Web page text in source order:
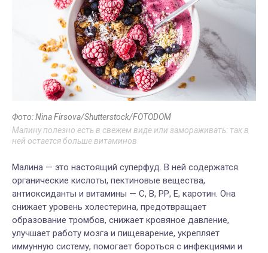
Фото: Nina Firsova/Shutterstock/FOTODOM
Малину полезно есть в свежем виде или замораживать: так в
ней остается больше витаминов
Малина — это настоящий суперфуд. В ней содержатся
органические кислоты, пектиновые вещества,
антиоксиданты и витамины — С, В, РР, Е, каротин. Она
снижает уровень холестерина, предотвращает
образование тромбов, снижает кровяное давление,
улучшает работу мозга и пищеварение, укрепляет
иммунную систему, помогает бороться с инфекциями и